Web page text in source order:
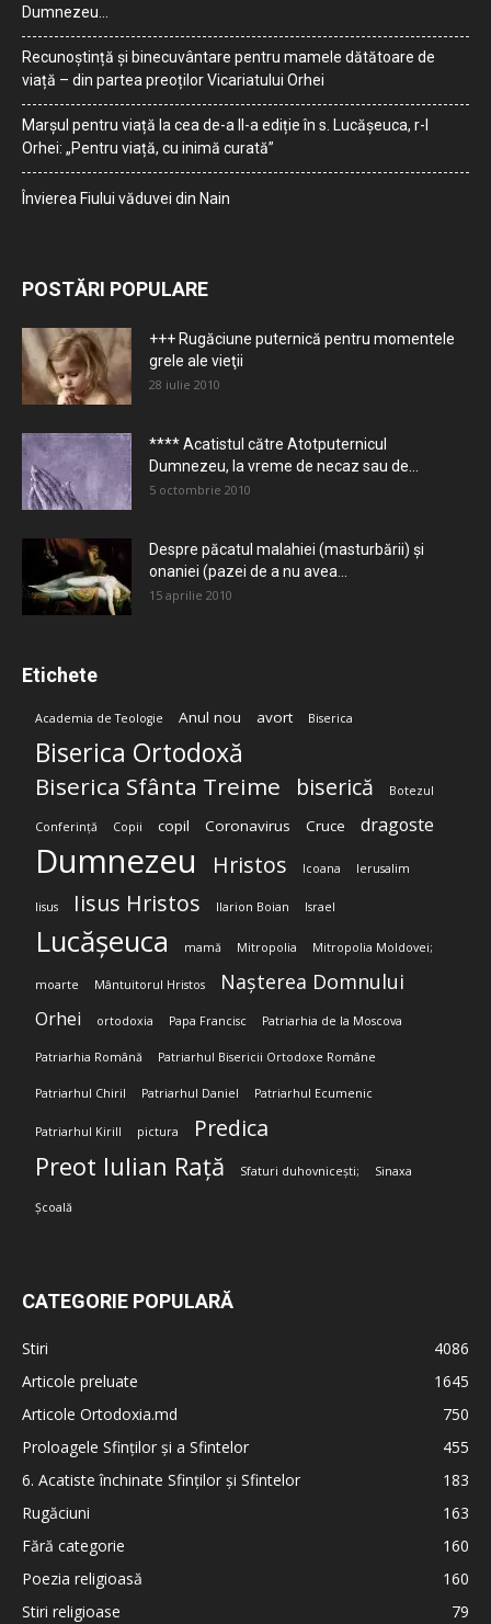
Dumnezeu…
Recunoștință și binecuvântare pentru mamele dătătoare de
viață – din partea preoților Vicariatului Orhei
Marșul pentru viață la cea de-a II-a ediție în s. Lucășeuca, r-l
Orhei: „Pentru viață, cu inimă curată”
Învierea Fiului văduvei din Nain
POSTĂRI POPULARE
+++ Rugăciune puternică pentru momentele
grele ale vieţii
28 iulie 2010
**** Acatistul către Atotputernicul
Dumnezeu, la vreme de necaz sau de...
5 octombrie 2010
Despre păcatul malahiei (masturbării) şi
onaniei (pazei de a nu avea...
15 aprilie 2010
Etichete
Academia de Teologie Anul nou avort Biserica
Biserica Ortodoxă
Biserica Sfânta Treime biserică Botezul
Conferință Copii copil Coronavirus Cruce dragoste
Dumnezeu Hristos Icoana Ierusalim
Iisus Iisus Hristos Ilarion Boian Israel
Lucășeuca mamă Mitropolia Mitropolia Moldovei;
moarte Mântuitorul Hristos Nașterea Domnului
Orhei ortodoxia Papa Francisc Patriarhia de la Moscova
Patriarhia Română Patriarhul Bisericii Ortodoxe Române
Patriarhul Chiril Patriarhul Daniel Patriarhul Ecumenic
Patriarhul Kirill pictura Predica
Preot Iulian Rață Sfaturi duhovnicești; Sinaxa
Școală
CATEGORIE POPULARĂ
Stiri
4086
Articole preluate
1645
Articole Ortodoxia.md
750
Proloagele Sfinților și a Sfintelor
455
6. Acatiste închinate Sfinților și Sfintelor
183
Rugăciuni
163
Fără categorie
160
Poezia religioasă
160
Stiri religioase
79